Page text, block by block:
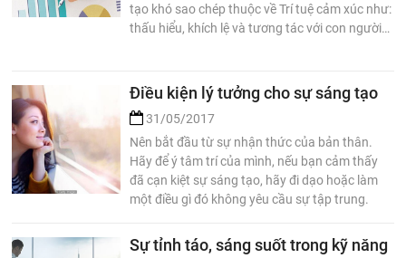
tạo khó sao chép thuộc về Trí tuệ cảm xúc như:
thấu hiểu, khích lệ và tương tác với con người…
Điều kiện lý tưởng cho sự sáng tạo
31/05/2017
Nên bắt đầu từ sự nhận thức của bản thân.
Hãy để ý tâm trí của mình, nếu bạn cảm thấy
đã cạn kiệt sự sáng tạo, hãy đi dạo hoặc làm
một điều gì đó không yêu cầu sự tập trung.
Sự tỉnh táo, sáng suốt trong kỹ năng